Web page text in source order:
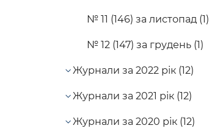
№ 11 (146) за листопад (1)
№ 12 (147) за грудень (1)
Журнали за 2022 рік (12)
Журнали за 2021 рік (12)
Журнали за 2020 рік (12)